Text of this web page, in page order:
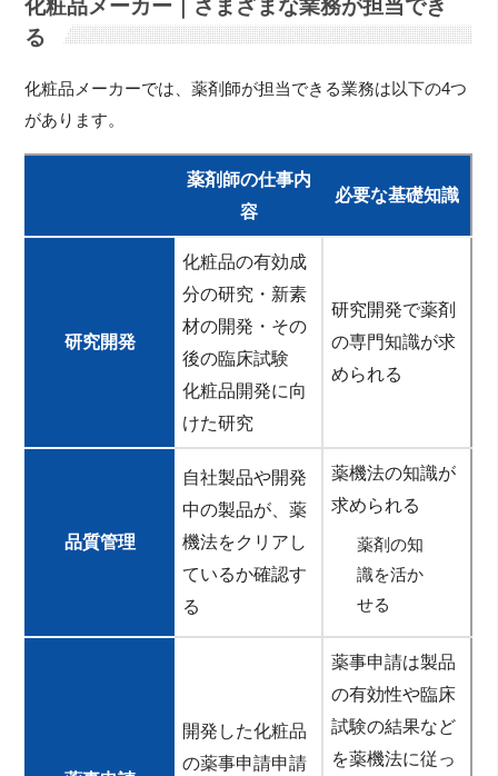
化粧品メーカー｜さまざまな業務が担当でき
る
化粧品メーカーでは、薬剤師が担当できる業務は以下の4つ
があります。
薬剤師の仕事内
容
必要な基礎知識
研究開発
化粧品の有効成
分の研究・新素
材の開発・その
後の臨床試験
化粧品開発に向
けた研究
研究開発で薬剤
の専門知識が求
められる
品質管理
自社製品や開発
中の製品が、薬
機法をクリアし
ているか確認す
る
薬機法の知識が
求められる
薬剤の知
識を活か
せる
開発した化粧品
の薬事申請申請
薬事申請は製品
の有効性や臨床
試験の結果など
を薬機法に従っ